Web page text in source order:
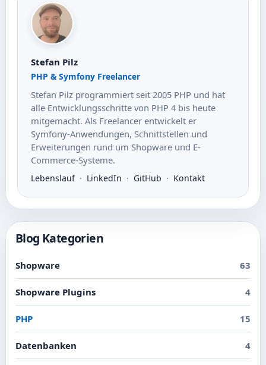
Blog Kategorien
Shopware 63
Shopware Plugins 4
PHP 15
Datenbanken 4
Stefan Pilz
PHP & Symfony Freelancer
Stefan Pilz programmiert seit 2005 PHP und hat
alle Entwicklungsschritte von PHP 4 bis heute
mitgemacht. Als Freelancer entwickelt er
Symfony-Anwendungen, Schnittstellen und
Erweiterungen rund um Shopware und E-
Commerce-Systeme.
Lebenslauf · LinkedIn · GitHub · Kontakt